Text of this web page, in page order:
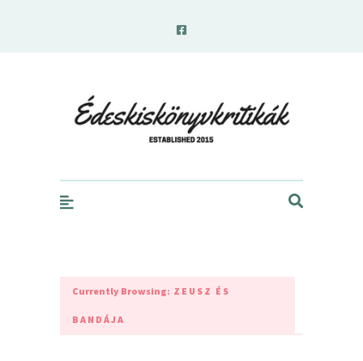
Currently Browsing: ZEUSZ ÉS
BANDÁJA